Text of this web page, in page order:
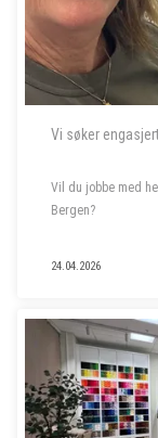
Vi søker
Vil du jobbe med
Bergen?
Til garnbutikken
80% stilling, samt
- - - - -
24.04.2026